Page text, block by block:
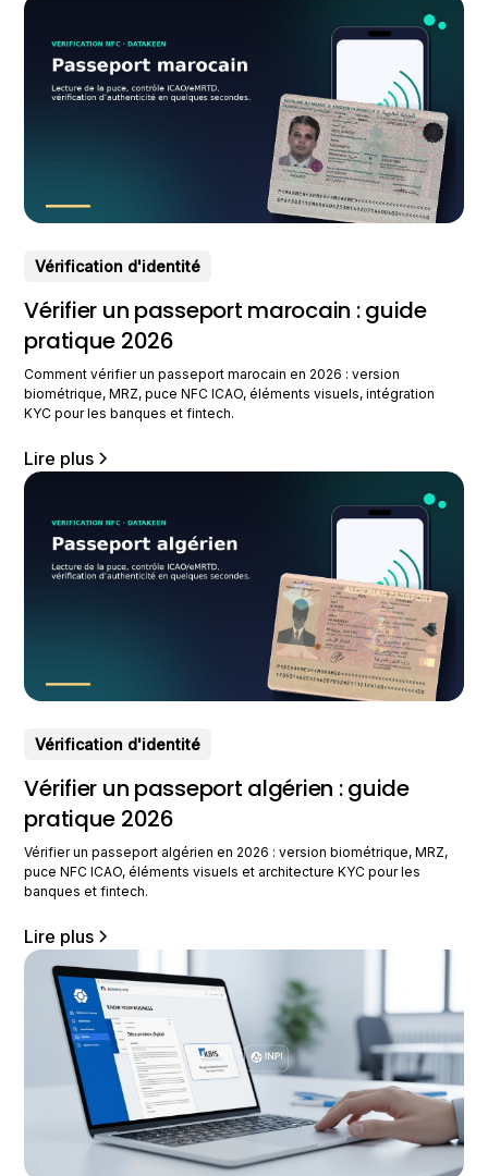
Vérification d'identité
Vérifier un passeport marocain : guide
pratique 2026
Comment vérifier un passeport marocain en 2026 : version
biométrique, MRZ, puce NFC ICAO, éléments visuels, intégration
KYC pour les banques et fintech.
Lire plus
Vérification d'identité
Vérifier un passeport algérien : guide
pratique 2026
Vérifier un passeport algérien en 2026 : version biométrique, MRZ,
puce NFC ICAO, éléments visuels et architecture KYC pour les
banques et fintech.
Lire plus